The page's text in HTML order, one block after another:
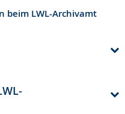
beim LWL-Archivamt